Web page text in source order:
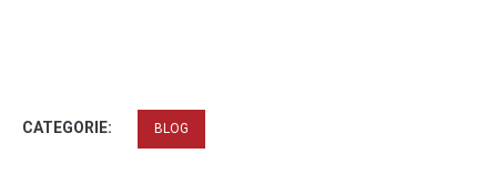
CATEGORIE: BLOG